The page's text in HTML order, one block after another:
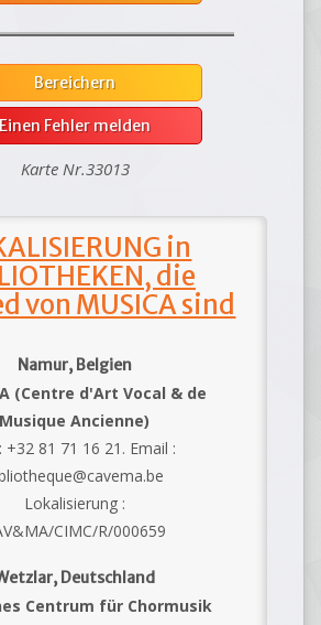
Bereichern
Einen Fehler melden
Karte Nr.33013
in
die
von MUSICA sind
Namur, Belgien
(Centre d'Art Vocal & de
Musique Ancienne)
+32 81 71 16 21. Email :
Lokalisierung :
CIMC/R/000659
Deutschland
Centrum für Chormusik